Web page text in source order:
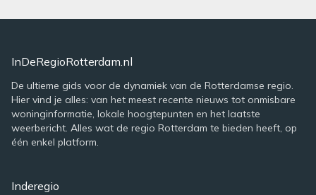
InDeRegioRotterdam.nl
De ultieme gids voor de dynamiek van de Rotterdamse regio.
Hier vind je alles: van het meest recente nieuws tot onmisbare
woninginformatie, lokale hoogtepunten en het laatste
weerbericht. Alles wat de regio Rotterdam te bieden heeft, op
één enkel platform.
Inderegio